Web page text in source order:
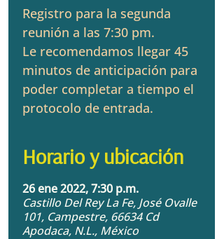
Registro para la segunda
reunión a las 7:30 pm.
Le recomendamos llegar 45
minutos de anticipación para
poder completar a tiempo el
protocolo de entrada.
Horario y ubicación
26 ene 2022, 7:30 p.m.
Castillo Del Rey La Fe, José Ovalle
101, Campestre, 66634 Cd
Apodaca, N.L., México